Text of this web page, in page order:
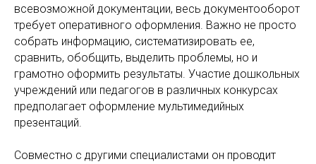
всевозможной документации, весь документооборот
требует оперативного оформления. Важно не просто
собрать информацию, систематизировать ее,
сравнить, обобщить, выделить проблемы, но и
грамотно оформить результаты. Участие дошкольных
учреждений или педагогов в различных конкурсах
предполагает оформление мультимедийных
презентаций.
Совместно с другими специалистами он проводит